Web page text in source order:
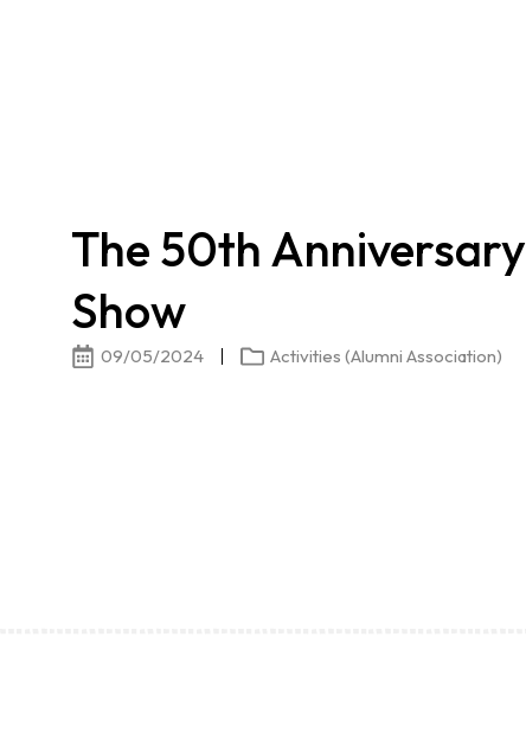
The 50th
Show
09/05/2024 Activities (Alumni Association)